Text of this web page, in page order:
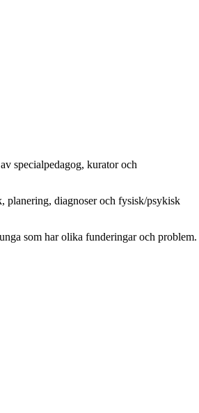
specialpedagog, kurator och
planering, diagnoser och fysisk/psykisk
som har olika funderingar och problem.